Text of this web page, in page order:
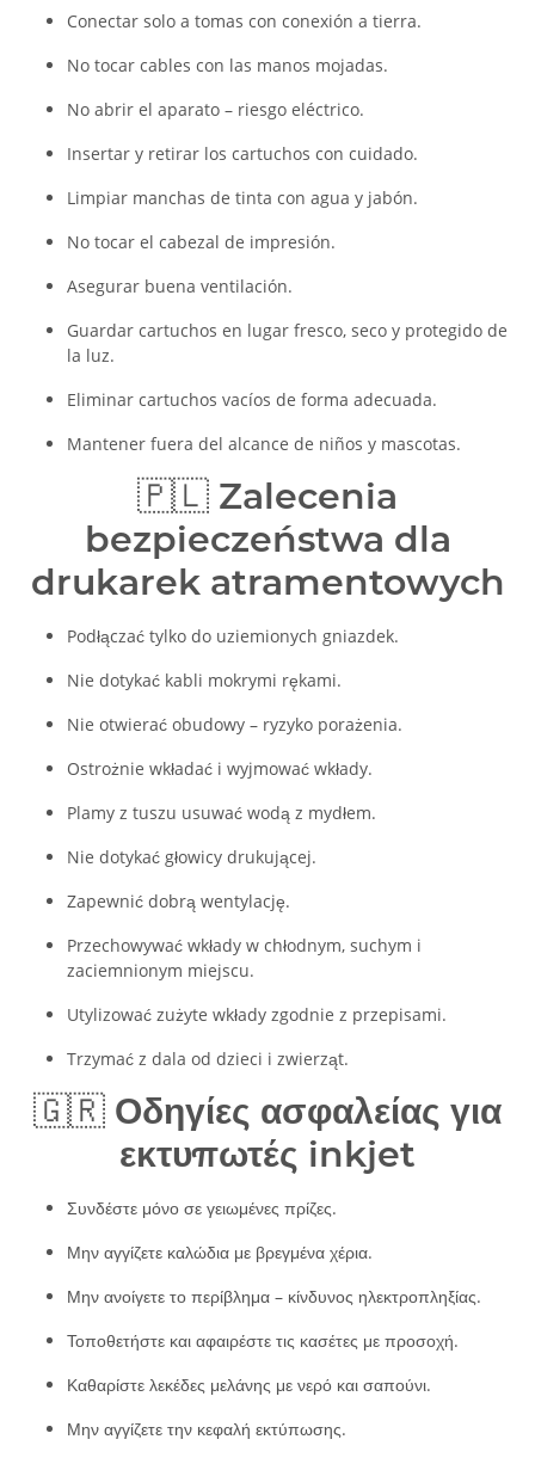
Conectar solo a tomas con conexión a tierra.
No tocar cables con las manos mojadas.
No abrir el aparato – riesgo eléctrico.
Insertar y retirar los cartuchos con cuidado.
Limpiar manchas de tinta con agua y jabón.
No tocar el cabezal de impresión.
Asegurar buena ventilación.
Guardar cartuchos en lugar fresco, seco y protegido de
la luz.
Eliminar cartuchos vacíos de forma adecuada.
Mantener fuera del alcance de niños y mascotas.
🇵🇱 Zalecenia
bezpieczeństwa dla
drukarek atramentowych
Podłączać tylko do uziemionych gniazdek.
Nie dotykać kabli mokrymi rękami.
Nie otwierać obudowy – ryzyko porażenia.
Ostrożnie wkładać i wyjmować wkłady.
Plamy z tuszu usuwać wodą z mydłem.
Nie dotykać głowicy drukującej.
Zapewnić dobrą wentylację.
Przechowywać wkłady w chłodnym, suchym i
zaciemnionym miejscu.
Utylizować zużyte wkłady zgodnie z przepisami.
Trzymać z dala od dzieci i zwierząt.
🇬🇷 Οδηγίες ασφαλείας για
εκτυπωτές inkjet
Συνδέστε μόνο σε γειωμένες πρίζες.
Μην αγγίζετε καλώδια με βρεγμένα χέρια.
Μην ανοίγετε το περίβλημα – κίνδυνος ηλεκτροπληξίας.
Τοποθετήστε και αφαιρέστε τις κασέτες με προσοχή.
Καθαρίστε λεκέδες μελάνης με νερό και σαπούνι.
Μην αγγίζετε την κεφαλή εκτύπωσης.